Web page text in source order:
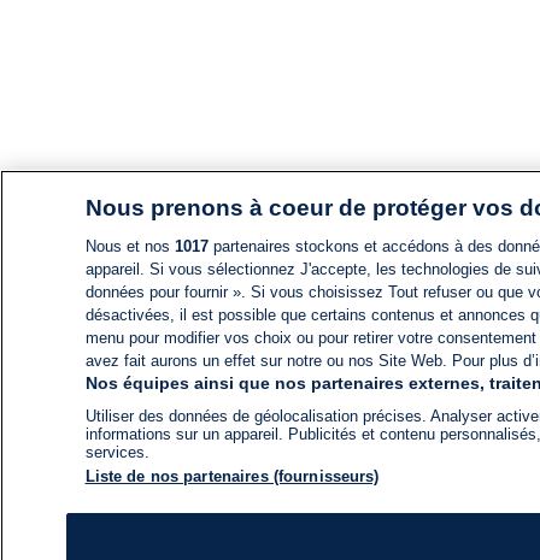
Nous prenons à coeur de protéger vos
Nous et nos 1017partenaires stockons et accédons à des
appareil. Si vous sélectionnez J'accepte, les technologies de
données pour fournir ». Si vous choisissez Tout refuser ou
désactivées, il est possible que certains contenus et annonces
menu pour modifier vos choix ou pour retirer votre
avez fait aurons un effet sur notre ou nos Site Web. Pour plus
Nos équipes ainsi que nos partenaires externes,
Utiliser des données de géolocalisation précises. Analyser
informations sur un appareil. Publicités et contenu
services.
Liste de nos partenaires (fournisseurs)